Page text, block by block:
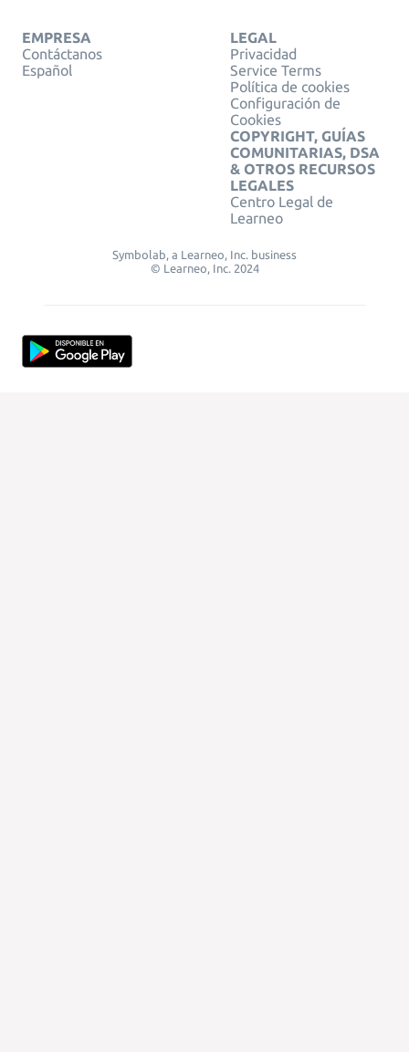
EMPRESA
Contáctanos
Español
LEGAL
Privacidad
Service Terms
Política de cookies
Configuración de
Cookies
COPYRIGHT, GUÍAS
COMUNITARIAS, DSA
& OTROS RECURSOS
LEGALES
Centro Legal de
Learneo
Symbolab, a Learneo, Inc. business
© Learneo, Inc. 2024